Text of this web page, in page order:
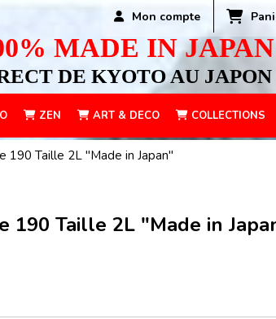
MADE IN
DE KYOTO AU JAPON
Mon compte
ZEN ART & DECO COLLECTIONS
190 Taille 2L "Made in Japan"
190 Taille 2L "Made in